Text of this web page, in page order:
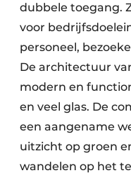
dubbele toegang.
voor
personeel,
De architectuur
modern en
en veel glas. De
een aangename
uitzicht op groen
wandelen op het